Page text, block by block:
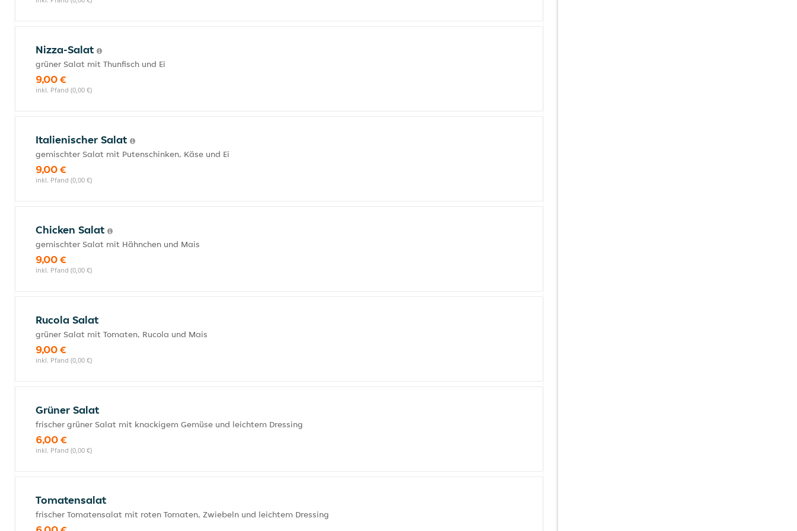
Nizza-Salat
grüner Salat mit Thunfisch und Ei
9,00 €
inkl. Pfand (0,00 €)
Italienischer Salat
gemischter Salat mit Putenschinken, Käse und Ei
9,00 €
inkl. Pfand (0,00 €)
Chicken Salat
gemischter Salat mit Hähnchen und Mais
9,00 €
inkl. Pfand (0,00 €)
Rucola Salat
grüner Salat mit Tomaten, Rucola und Mais
9,00 €
inkl. Pfand (0,00 €)
Grüner Salat
frischer grüner Salat mit knackigem Gemüse und leichtem Dressing
6,00 €
inkl. Pfand (0,00 €)
Tomatensalat
frischer Tomatensalat mit roten Tomaten, Zwiebeln und leichtem Dressing